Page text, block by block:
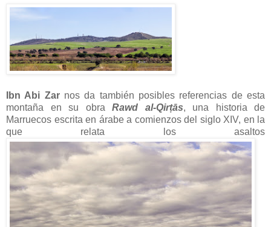
Ibn Abi Zarnos da también posibles referencias de esta
montaña en su obra Rawd al-Qirṭās, una historia de
Marruecos escrita en árabe a comienzos del siglo XIV, en la
que relata los asaltos